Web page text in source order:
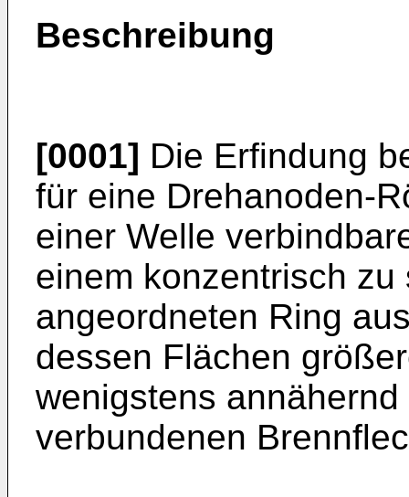
Beschreibung
[0001] Die Erfindung
für eine Drehanoden-
einer Welle
einem konzentrisch
angeordneten Ring
dessen Flächen
wenigstens
verbundenen